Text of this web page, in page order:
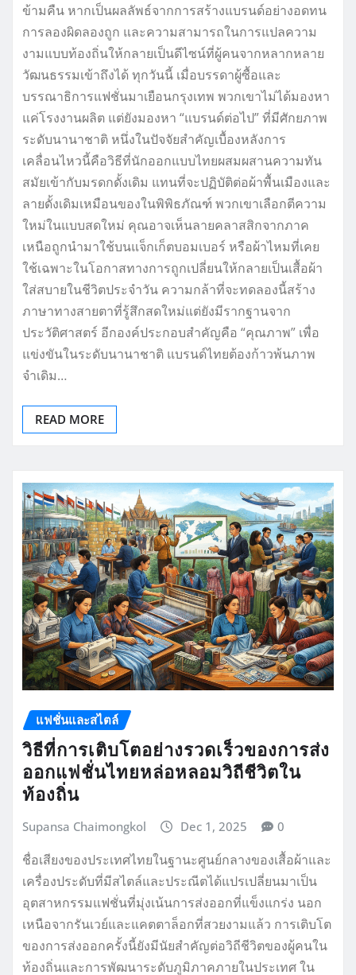
ข้ามคืน หากเป็นผลลัพธ์จากการสร้างแบรนด์อย่างอดทน
การลองผิดลองถูก และความสามารถในการแปลความ
งามแบบท้องถิ่นให้กลายเป็นดีไซน์ที่ผู้คนจากหลากหลาย
วัฒนธรรมเข้าถึงได้ ทุกวันนี้ เมื่อบรรดาผู้ซื้อและ
บรรณาธิการแฟชั่นมาเยือนกรุงเทพ พวกเขาไม่ได้มองหา
แค่โรงงานผลิต แต่ยังมองหา “แบรนด์ต่อไป” ที่มีศักยภาพ
ระดับนานาชาติ หนึ่งในปัจจัยสำคัญเบื้องหลังการ
เคลื่อนไหวนี้คือวิธีที่นักออกแบบไทยผสมผสานความทัน
สมัยเข้ากับมรดกดั้งเดิม แทนที่จะปฏิบัติต่อผ้าพื้นเมืองและ
ลายดั้งเดิมเหมือนของในพิพิธภัณฑ์ พวกเขาเลือกตีความ
ใหม่ในแบบสดใหม่ คุณอาจเห็นลายคลาสสิกจากภาค
เหนือถูกนำมาใช้บนแจ็กเก็ตบอมเบอร์ หรือผ้าไหมที่เคย
ใช้เฉพาะในโอกาสทางการถูกเปลี่ยนให้กลายเป็นเสื้อผ้า
ใส่สบายในชีวิตประจำวัน ความกล้าที่จะทดลองนี้สร้าง
ภาษาทางสายตาที่รู้สึกสดใหม่แต่ยังมีรากฐานจาก
ประวัติศาสตร์ อีกองค์ประกอบสำคัญคือ “คุณภาพ” เพื่อ
แข่งขันในระดับนานาชาติ แบรนด์ไทยต้องก้าวพ้นภาพ
จำเดิม…
READ MORE
แฟชั่นและสไตล์
วิธีที่การเติบโตอย่างรวดเร็วของการส่ง
ออกแฟชั่นไทยหล่อหลอมวิถีชีวิตใน
ท้องถิ่น
Supansa Chaimongkol Dec 1, 2025 0
ชื่อเสียงของประเทศไทยในฐานะศูนย์กลางของเสื้อผ้าและ
เครื่องประดับที่มีสไตล์และประณีตได้แปรเปลี่ยนมาเป็น
อุตสาหกรรมแฟชั่นที่มุ่งเน้นการส่งออกที่แข็งแกร่ง นอก
เหนือจากรันเวย์และแคตตาล็อกที่สวยงามแล้ว การเติบโต
ของการส่งออกครั้งนี้ยังมีนัยสำคัญต่อวิถีชีวิตของผู้คนใน
ท้องถิ่นและการพัฒนาระดับภูมิภาคภายในประเทศ ใน